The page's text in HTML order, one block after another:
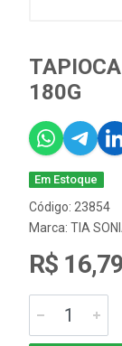
180G
Em Estoque
Código: 23854
Marca: TIA
R$ 16,79